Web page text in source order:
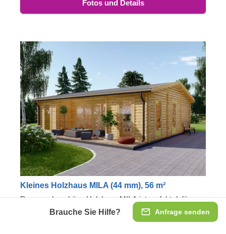
Anfrage senden
Brauche Sie Hilfe?
Fotos und Details
Kleines Holzhaus MILA (44 mm), 56 m²
Das wunderschöne Holzhaus MILA ist perfekt dafür
geeignet, um Ihren Wohnraum zu erweitern und sich
mehr Entspannung zu gönnen. Genießen Sie den hellen,